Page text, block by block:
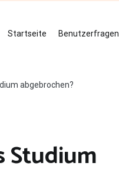
Startseite Benutzerfragen
abgebrochen?
Studium